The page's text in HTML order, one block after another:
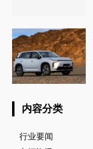
内容分类
行业要闻